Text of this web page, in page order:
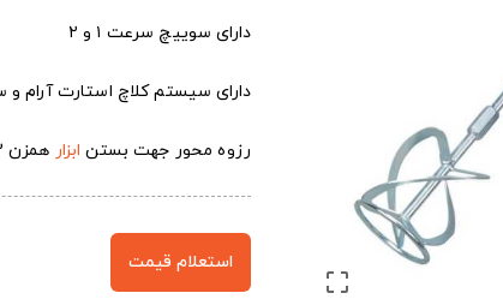

دارای سوییچ سرعت ۱ و ۲
دارای سیستم کلاچ استارت آرام و
رزوه محور جهت بستن ابزار همزن M14X2
استعلام قیمت